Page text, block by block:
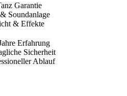
Garantie
Soundanlage
& Effekte
Erfahrung
Sicherheit
Ablauf